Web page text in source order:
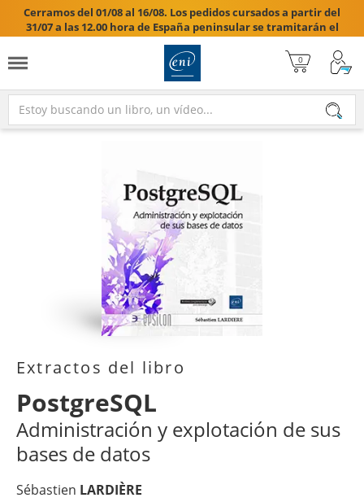
Cerramos del 01/08 al 16/08. Los pedidos cursados a partir del
31/07 a las 12.00 hora de España peninsular se tramitarán el
17/08/2026.

Extractos del libro
PostgreSQL
Administración y explotación de sus
bases de datos
Sébastien LARDIÈRE